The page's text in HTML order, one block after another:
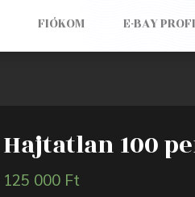
FIÓKOM E-BAY
Hajtatlan 100
125 000 Ft